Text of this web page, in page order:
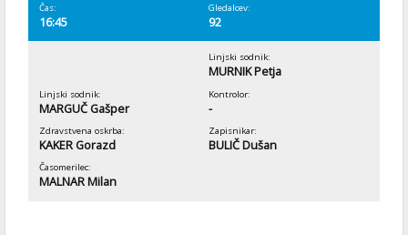
Čas:
16:45
Gledalcev:
92
Linjski sodnik:
MURNIK Petja
Linjski sodnik:
MARGUČ Gašper
Kontrolor:
-
Zdravstvena oskrba:
KAKER Gorazd
Zapisnikar:
BULIČ Dušan
Časomerilec:
MALNAR Milan